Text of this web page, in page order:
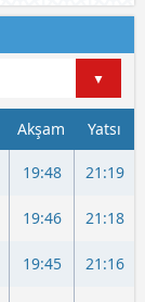
Akşam Yatsı
19:48 21:19
19:46 21:18
19:45 21:16